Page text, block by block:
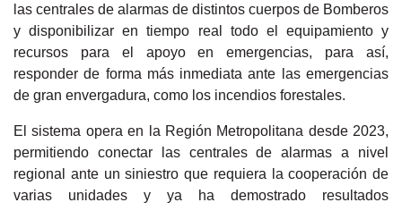
las centrales de alarmas de distintos cuerpos de Bomberos
y disponibilizar en tiempo real todo el equipamiento y
recursos para el apoyo en emergencias, para así,
responder de forma más inmediata ante las emergencias
de gran envergadura, como los incendios forestales.
El sistema opera en la Región Metropolitana desde 2023,
permitiendo conectar las centrales de alarmas a nivel
regional ante un siniestro que requiera la cooperación de
varias unidades y ya ha demostrado resultados